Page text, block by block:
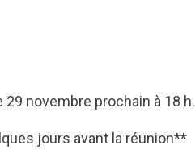
novembre prochain à 18 h.
jours avant la réunion**